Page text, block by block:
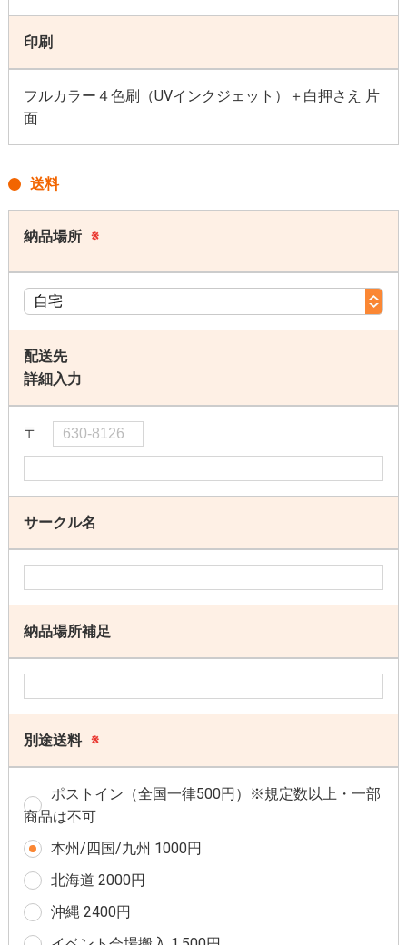
印刷
フルカラー４色刷（UVインクジェット）＋白押さえ 片
面
送料
納品場所 ※
配送先
詳細入力
〒
サークル名
納品場所補足
別途送料 ※
ポストイン（全国一律500円）※規定数以上・一部
商品は不可
本州/四国/九州 1000円
北海道 2000円
沖縄 2400円